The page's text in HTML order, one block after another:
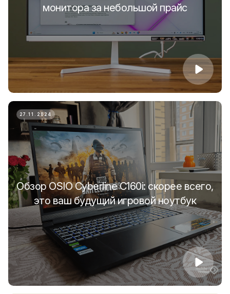
монитора за небольшой прайс
27.11.2024
Обзор OSIO Cyberline С160i: скорее всего,
это ваш будущий игровой ноутбук